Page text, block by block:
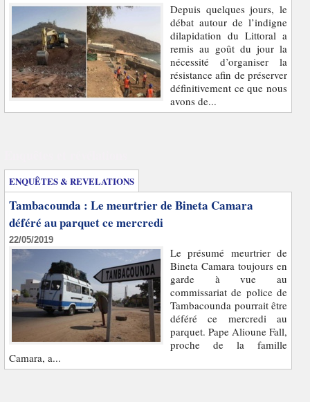
Depuis quelques jours, le
débat autour de l’indigne
dilapidation du Littoral a
remis au goût du jour la
nécessité d’organiser la
résistance afin de préserver
définitivement ce que nous
avons de...
ENQUÊTES & REVELATIONS
Tambacounda : Le meurtrier de Bineta Camara
déféré au parquet ce mercredi
22/05/2019
Le présumé meurtrier de
Bineta Camara toujours en
garde à vue au
commissariat de police de
Tambacounda pourrait être
déféré ce mercredi au
parquet. Pape Alioune Fall,
proche de la famille
Camara, a...